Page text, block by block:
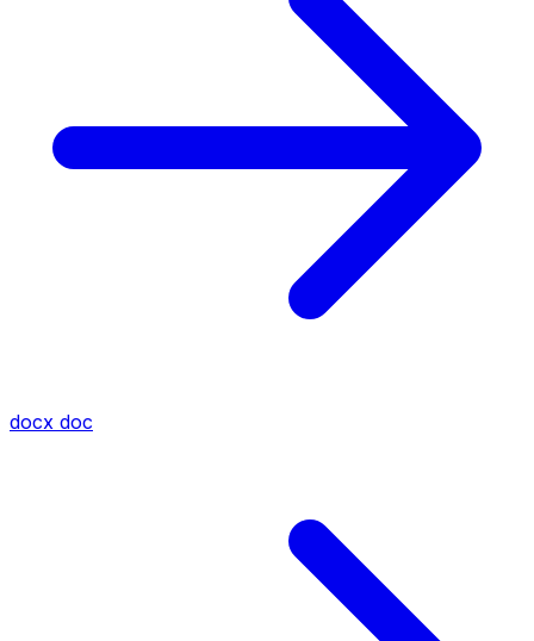
docx doc